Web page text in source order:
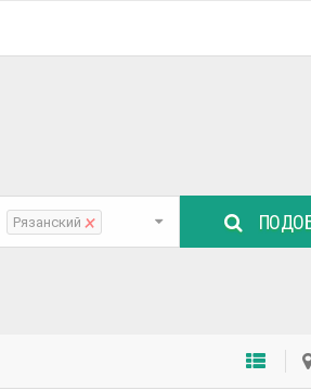
Рязанский ×